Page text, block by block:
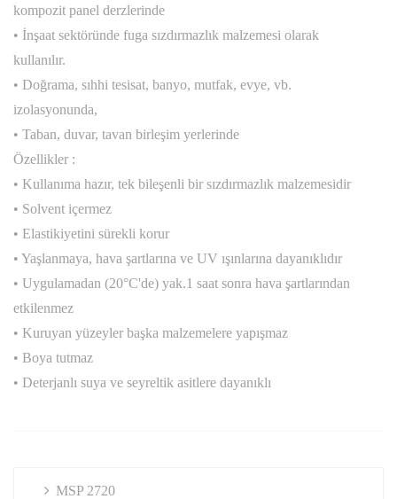
Yapıştırıcılar
Mermer İşleme Malzemeleri
Mermer Yapıştırıcıları
Grinding Kesici ve Aşındırıcı Taşlar
TURKUAZ SERAMİK TEZGAHALTI EVYELER
Ankastre Evyeler
Tezgaha Sıfır Evyeler
Tezgah Altı Evyeler
Seramik ve Pvc Yapıştırıcıları
GROUT VE TAMİR HARÇLARI
SU VE ISI YALITIM ÜRÜNLERİ
ENDÜSTRİYEL ZEMİN ÜRÜNLERİ
BETON KATKILARI
YAPISAL GÜÇLENDİRME ÜRÜNLERİ
kompozit panel derzlerinde
• İnşaat sektöründe fuga sızdırmazlık malzemesi olarak
kullanılır.
• Doğrama, sıhhi tesisat, banyo, mutfak, evye, vb.
izolasyonunda,
• Taban, duvar, tavan birleşim yerlerinde
Özellikler :
• Kullanıma hazır, tek bileşenli bir sızdırmazlık malzemesidir
• Solvent içermez
• Elastikiyetini sürekli korur
• Yaşlanmaya, hava şartlarına ve UV ışınlarına dayanıklıdır
• Uygulamadan (20°C'de) yak.1 saat sonra hava şartlarından
etkilenmez
• Kuruyan yüzeyler başka malzemelere yapışmaz
• Boya tutmaz
• Deterjanlı suya ve seyreltik asitlere dayanıklı
MSP 2720